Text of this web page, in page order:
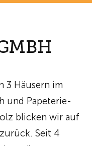
3 Häusern im
und Papeterie-
blicken wir auf
Seit 4